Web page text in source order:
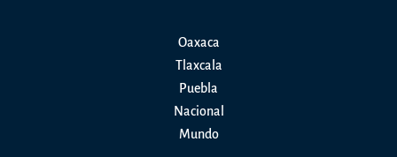
Oaxaca
Tlaxcala
Puebla
Nacional
Mundo